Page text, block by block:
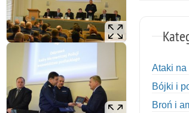
Ataki
Bójki i
Broń i